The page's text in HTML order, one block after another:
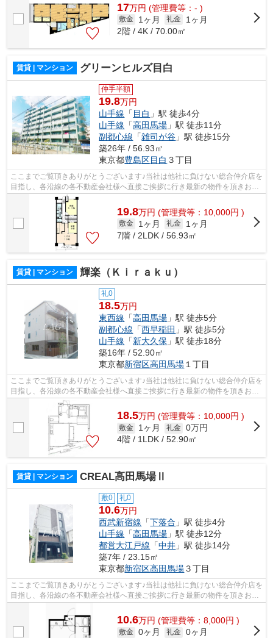
17万円 (管理費等：- )
敷金 1ヶ月 礼金
1ヶ月
2階 / 4K / 70.00㎡
賃貸 | マンション グリーンヒルズ目白
仲手半額
19.8万円
山手線 「 目白 」駅 徒歩4分
山手線 「高田馬場 」駅 徒歩11分
副都心線 「雑司が谷 」駅 徒歩15分
築26年 / 56.93㎡
東京都豊島区目白 ３丁目
ここまでご覧頂きありがとうございます♪当社は他社に負けない総合仲介店を
目指し、各沿線の各不動産会社様へ直接ご挨拶に行き最新の物件を頂きお客
様へ提供しております！最新の情報は...
19.8万円 (管理費等：10,000円 )
敷金 1ヶ月 礼金
1ヶ月
7階 / 2LDK / 56.93㎡
賃貸 | マンション 輝楽（Ｋｉｒａｋｕ）
礼0
18.5万円
東西線 「高田馬場 」駅 徒歩5分
副都心線 「西早稲田 」駅 徒歩5分
山手線 「新大久保 」駅 徒歩18分
築16年 / 52.90㎡
東京都新宿区高田馬場 １丁目
ここまでご覧頂きありがとうございます♪当社は他社に負けない総合仲介店を
目指し、各沿線の各不動産会社様へ直接ご挨拶に行き最新の物件を頂きお客
様へ提供しております！最新の情報は...
18.5万円 (管理費等：10,000円 )
敷金 1ヶ月 礼金 0万円
4階 / 1LDK / 52.90㎡
賃貸 | マンション CREAL高田馬場Ⅱ
敷0 礼0
10.6万円
西武新宿線 「下落合 」駅 徒歩4分
山手線 「高田馬場 」駅 徒歩12分
都営大江戸線 「中井 」駅 徒歩14分
築7年 / 23.15㎡
東京都新宿区高田馬場３丁目
ここまでご覧頂きありがとうございます♪当社は他社に負けない総合仲介店を
目指し、各沿線の各不動産会社様へ直接ご挨拶に行き最新の物件を頂きお客
様へ提供しております！最新の情報は...
10.6万円 (管理費等：8,000円 )
敷金 0ヶ月 礼金 0ヶ月